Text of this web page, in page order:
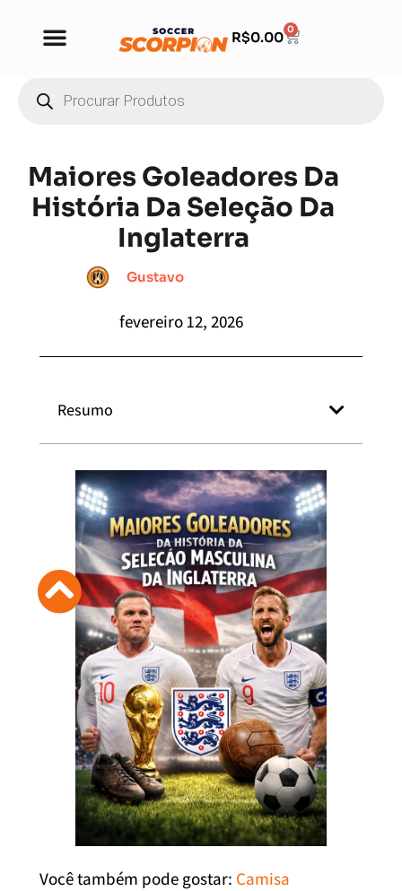
R$0.00 0
Maiores Goleadores Da
História Da Seleção Da
Inglaterra
Gustavo
fevereiro 12, 2026
Resumo
Você também pode gostar: Camisa